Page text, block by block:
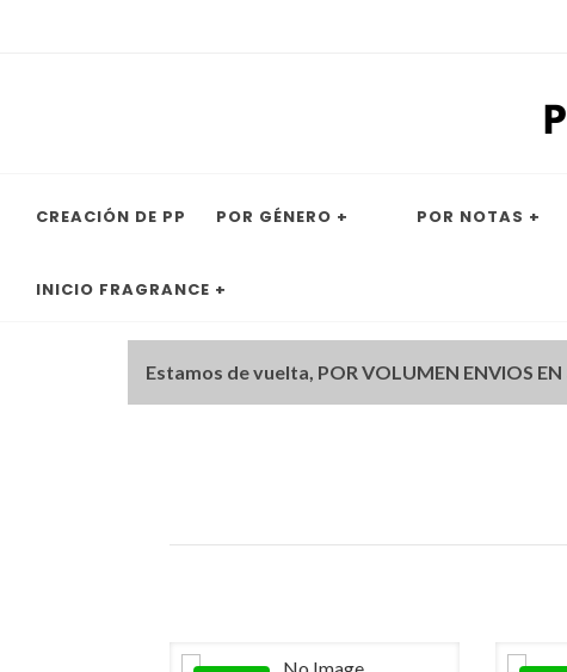
CREACIÓN DE PP POR GÉNERO + POR NOTAS +
INICIO FRAGRANCE +
Estamos de vuelta, POR VOLUMEN ENVIOS